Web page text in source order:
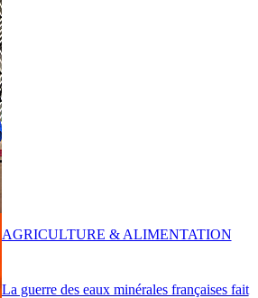
La guerre des eaux minérales françaises fait
AGRICULTURE & ALIMENTATION